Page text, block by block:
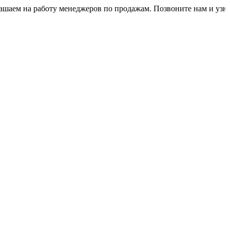
работу менеджеров по продажам. Позвоните нам и узнайте